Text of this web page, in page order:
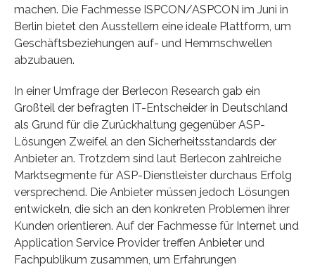
machen. Die Fachmesse ISPCON/ASPCON im Juni in
Berlin bietet den Ausstellern eine ideale Plattform, um
Geschäftsbeziehungen auf- und Hemmschwellen
abzubauen.
In einer Umfrage der Berlecon Research gab ein
Großteil der befragten IT-Entscheider in Deutschland
als Grund für die Zurückhaltung gegenüber ASP-
Lösungen Zweifel an den Sicherheitsstandards der
Anbieter an. Trotzdem sind laut Berlecon zahlreiche
Marktsegmente für ASP-Dienstleister durchaus Erfolg
versprechend. Die Anbieter müssen jedoch Lösungen
entwickeln, die sich an den konkreten Problemen ihrer
Kunden orientieren. Auf der Fachmesse für Internet und
Application Service Provider treffen Anbieter und
Fachpublikum zusammen, um Erfahrungen